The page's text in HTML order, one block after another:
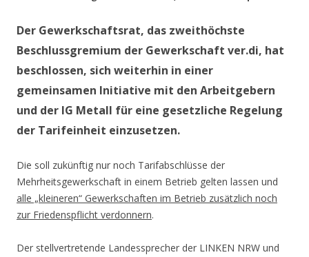
Der Gewerkschaftsrat, das zweithöchste
Beschlussgremium der Gewerkschaft ver.di, hat
beschlossen, sich weiterhin in einer
gemeinsamen Initiative mit den Arbeitgebern
und der IG Metall für eine gesetzliche Regelung
der Tarifeinheit einzusetzen.
Die soll zukünftig nur noch Tarifabschlüsse der
Mehrheitsgewerkschaft in einem Betrieb gelten lassen und
alle „kleineren“ Gewerkschaften im Betrieb zusätzlich noch
zur Friedenspflicht verdonnern.
Der stellvertretende Landessprecher der LINKEN NRW und